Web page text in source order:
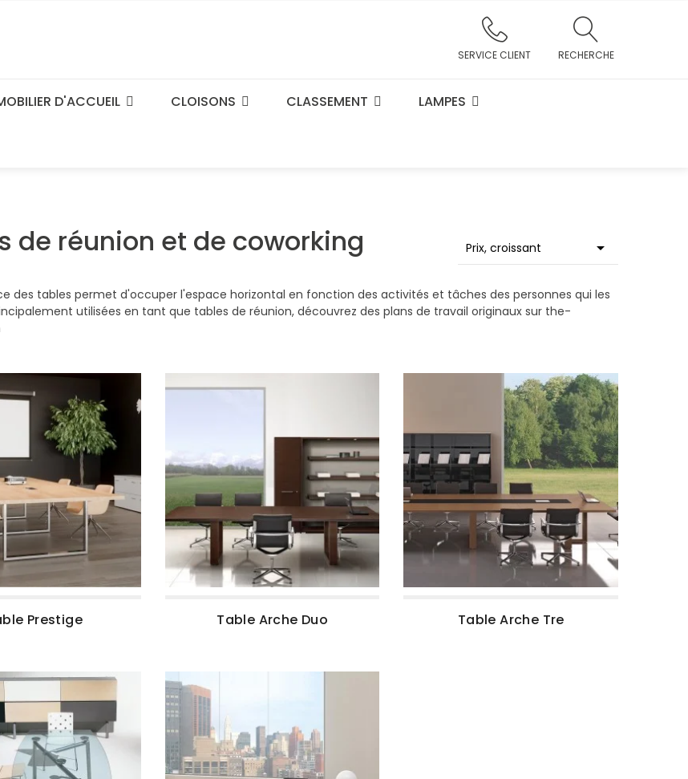
SERVICE CLIENT RECHERCHE
D'ACCUEIL CLOISONS CLASSEMENT LAMPES
de réunion et de coworking
des tables permet d'occuper l'espace horizontal en fonction des activités et tâches des personnes qui les
utilisées en tant que tables de réunion, découvrez des plans de travail originaux sur the-
Prix, croissant 
Prestige Table Arche Duo Table Arche Tre